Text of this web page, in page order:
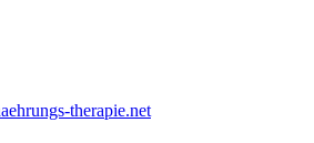
therapie.net